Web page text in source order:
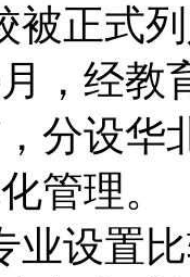
被正式
，经教
分设华
管理。
业设置